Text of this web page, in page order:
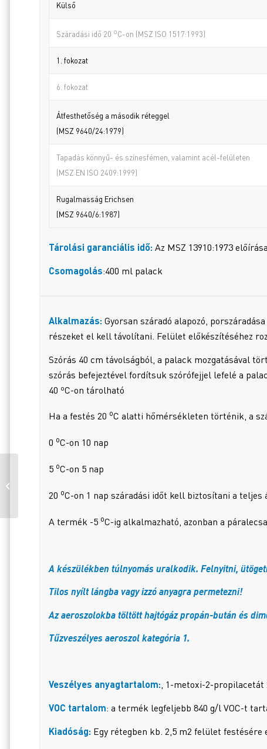
Külső
Száradási idő 20 oC-on (MSZ ISO 1517:1993)
1. fokozat
6. fokozat
Átfesthetőség a második réteggel
(MSZ 9640/24:1979)
Tapadás könnyű- és színesfémen, valamint acél-felületen
(MSZ EN ISO 2409:1999)
Rugalmasság Erichsen
(MSZ 9640/6:1987)
Tárolási garanciális idő: Az MSZ 13910:1973
Csomagolás:400 ml palack
Alkalmazás: Gyorsan száradó alapozó,
részeket el kell távolítani. Felület előkészítéséhez
Szórás 40 cm távolságból, a palack mozgatásával
szórás befejeztével fordítsuk szórófejjel lefelé a
40 ºC-on tárolható
Ha a festés 20 oC alatti hőmérsékleten történik, a
0 oC-on 10 nap
5 oC-on 5 nap
20 oC-on 1 nap száradási időt kell biztosítani a teljes
A termék -5 oC-ig alkalmazható, azonban a
A készülékben túlnyomás uralkodik. Felnyitni,
Tilos nyílt lángba vagy izzó anyagra permetezni!
Az aeroszolokba töltött hajtógáz propán-bután és
Tűzveszélyes aeroszol kategória 1.
Veszélyes anyagtartalom:, 1-metoxi-2-propilacetát
VOC tartalom: a termék legfeljebb 840 g/l VOC-t
Kiadóság: Egy rétegben kb. 2,5 m2 felület festésére
DUNAPLASZT PONYVA
2K PUR A+B PIROS 6,5/1